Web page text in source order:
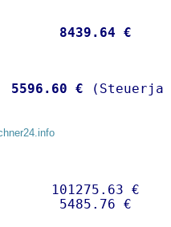
8439.64 €
5596.60 €
101275.63 €